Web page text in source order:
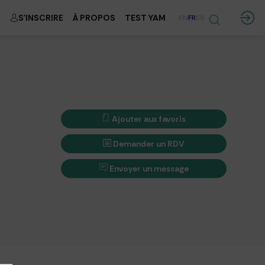
S'INSCRIRE À PROPOS TEST YAM FR
Ajouter aux favoris
Demander un RDV
Envoyer un message